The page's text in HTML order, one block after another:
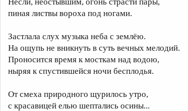
пиная листвы вороха под ногами.
Застлала слух музыка неба с землёю.
На ощупь не вникнуть в суть вечных мелодий.
Проносится время к мосткам над водою,
ныряя к спустившейся ночи бесплодья.
От смеха природного щурилось утро,
с красавицей елью шептались осины...